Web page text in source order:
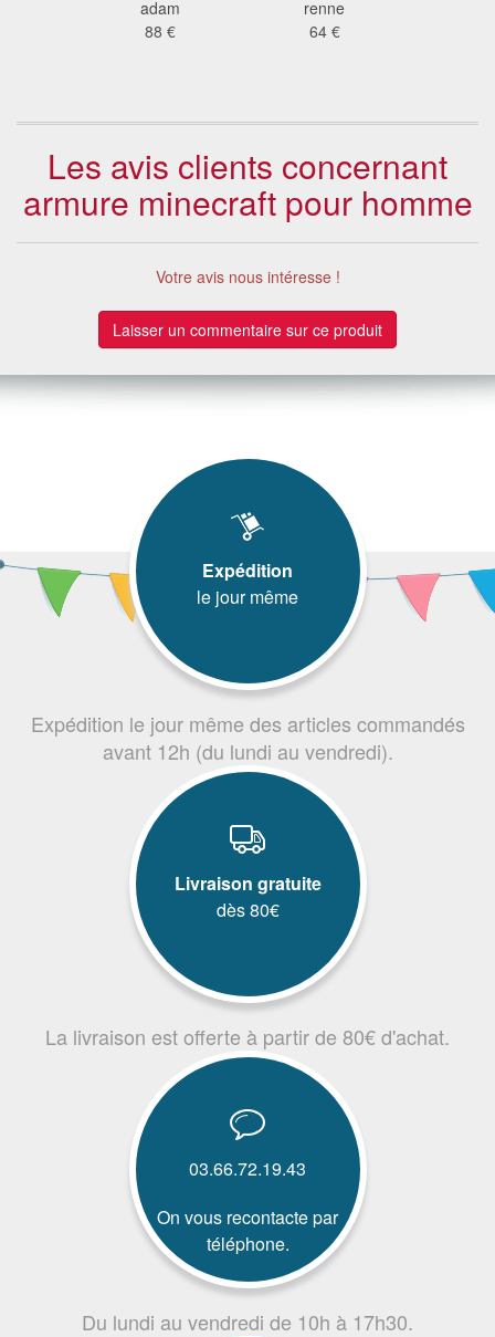
adam
88 €
renne
64 €
Les avis clients concernant
armure minecraft pour homme
Votre avis nous intéresse !
Laisser un commentaire sur ce produit
Expédition
le jour même
Expédition le jour même des articles commandés
avant 12h (du lundi au vendredi).
Livraison gratuite
dès 80€
La livraison est offerte à partir de 80€ d'achat.
03.66.72.19.43
On vous recontacte par
téléphone.
Du lundi au vendredi de 10h à 17h30.